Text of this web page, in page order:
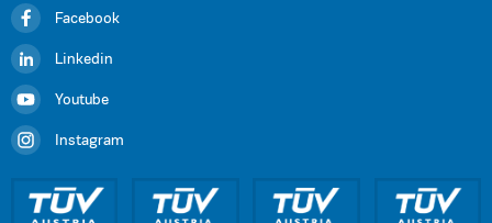
Facebook
Linkedin
Youtube
Instagram